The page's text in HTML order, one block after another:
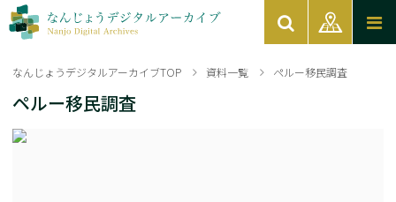
なんじょうデジタルアーカイブTOP 資料一覧 ペルー移民調査
ペルー移民調査